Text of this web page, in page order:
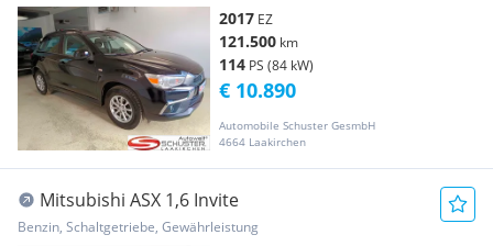
2017 EZ
121.500 km
114 PS (84 kW)
Automobile Schuster GesmbH
4664 Laakirchen
€ 10.890
Mitsubishi ASX 1,6 Invite
Benzin, Schaltgetriebe, Gewährleistung